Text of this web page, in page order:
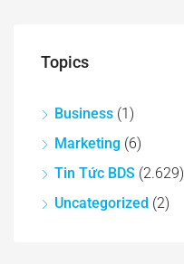
Topics
Business (1)
Marketing (6)
Tin Tức BDS (2.629)
Uncategorized (2)